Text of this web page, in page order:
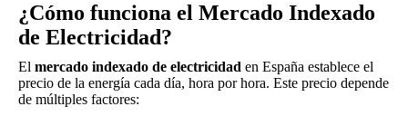
¿Cómo funciona el Mercado Indexado
de Electricidad?
El mercado indexado de electricidad en España establece el
precio de la energía cada día, hora por hora. Este precio depende
de múltiples factores: